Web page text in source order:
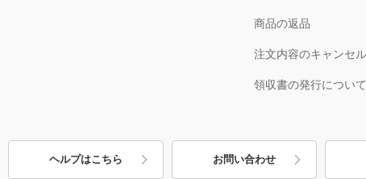
商品の返品
注文内容のキャンセ
領収書の発行について
ヘルプはこちら お問い合わせ